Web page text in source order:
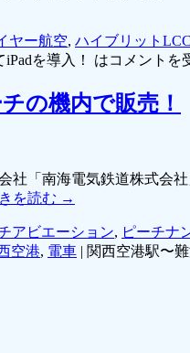
ヤー航空, ハイブリットLCC
を導入！ はコメントを
の機内で販売！
社「南海電気鉄道株式
を読む →
アビエーション, ピーチナ
空港, 電車 | 関西空港駅〜